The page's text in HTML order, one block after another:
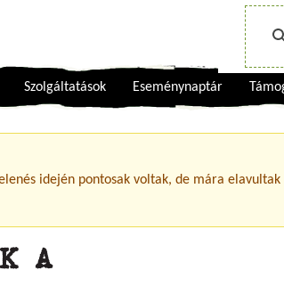
Szolgáltatások Eseménynaptár
idején pontosak voltak, de mára elavultak
A